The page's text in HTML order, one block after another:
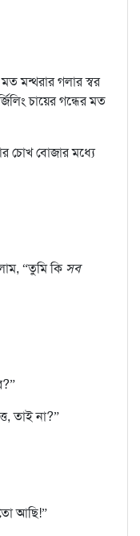
মন্থরার গলার স্বর
চায়ের গন্ধের মত
চোখ বোজার মধ‍্যে
“তুমি কিসব
তাই না?”
আছি!”